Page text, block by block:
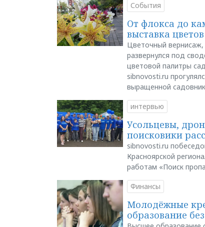
События
От флокса до
выставка цветов
Цветочный
развернулся под
цветовой палитры
sibnovosti.ru
выращенной
интервью
Усольцевы,
поисковики
sibnovosti.ru
Красноярской
работам «Поиск
Финансы
Молодёжные
образование